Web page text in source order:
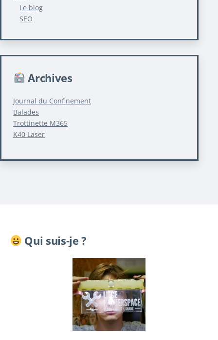
Le blog
SEO
Archives
Journal du Confinement
Balades
Trottinette M365
K40 Laser
Qui suis-je ?